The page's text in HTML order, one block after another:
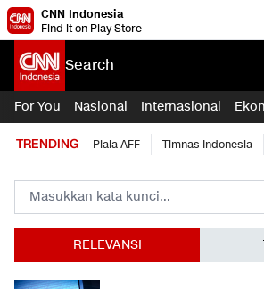
CNN Indonesia
Find it on Play Store
Search
For You Nasional Internasional
TRENDING Piala AFF Timnas Indonesia
RELEVANSI